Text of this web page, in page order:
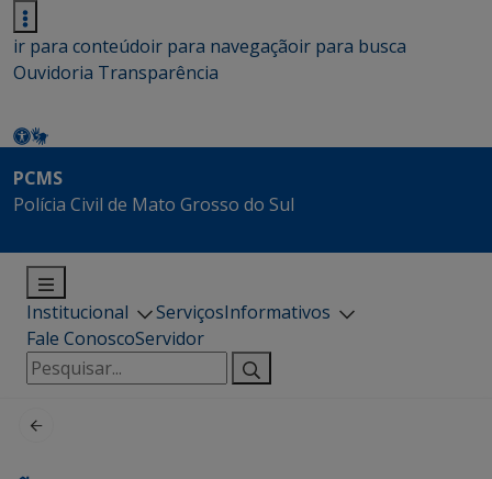
ir para conteúdoir para navegaçãoir para busca
Ouvidoria Transparência
PCMS
Polícia Civil de Mato Grosso do Sul
Institucional ServiçosInformativos
Fale ConoscoServidor
Pesquisar
por: